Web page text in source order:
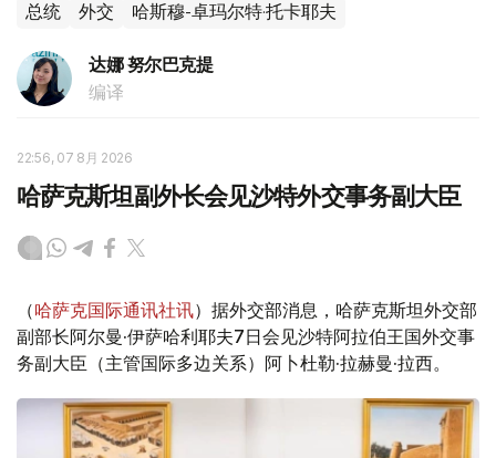
总统 外交 哈斯穆-卓玛尔特·托卡耶夫
达娜 努尔巴克提
编译
22:56, 07 8月 2026
哈萨克斯坦副外长会见沙特外交事务副大臣
（哈萨克国际通讯社讯）据外交部消息，哈萨克斯坦外交部
副部长阿尔曼·伊萨哈利耶夫7日会见沙特阿拉伯王国外交事
务副大臣（主管国际多边关系）阿卜杜勒·拉赫曼·拉西。